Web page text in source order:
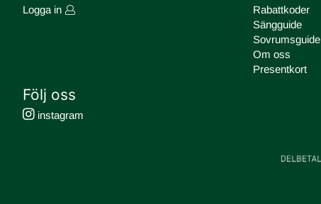
Logga in
Rabattkoder
Sängguide
Sovrumsguide
Om oss
Presentkort
Följ oss
instagram